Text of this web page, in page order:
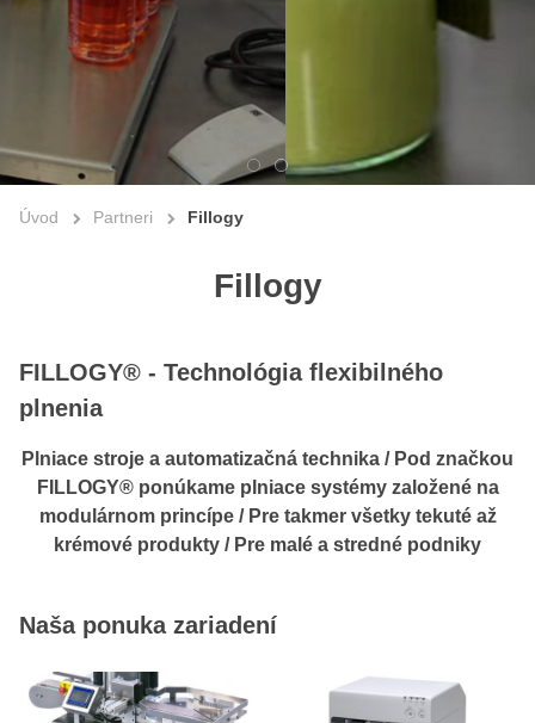
Úvod Partneri Fillogy
Fillogy
FILLOGY® - Technológia flexibilného
plnenia
Plniace stroje a automatizačná technika / Pod značkou
FILLOGY® ponúkame plniace systémy založené na
modulárnom princípe / Pre takmer všetky tekuté až
krémové produkty / Pre malé a stredné podniky
Naša ponuka zariadení